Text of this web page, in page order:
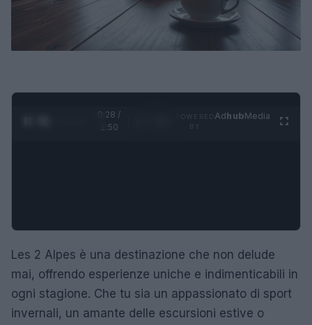
0:29 /
1:50
AdhubMedia
Les 2 Alpes è una destinazione che non delude
mai, offrendo esperienze uniche e indimenticabili in
ogni stagione. Che tu sia un appassionato di sport
invernali, un amante delle escursioni estive o